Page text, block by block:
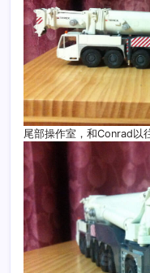
尾部操作室，和Conrad以